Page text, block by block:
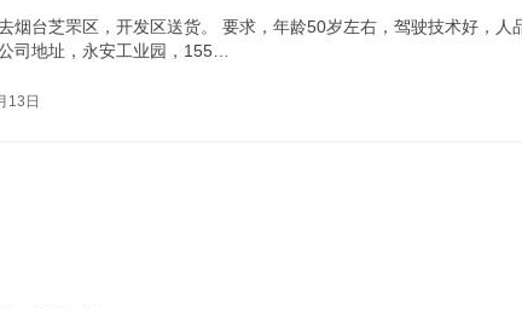
烟台芝罘区，开发区送货。 要求，年龄50岁左右，驾驶技术好，人
司地址，永安工业园，155…
13日